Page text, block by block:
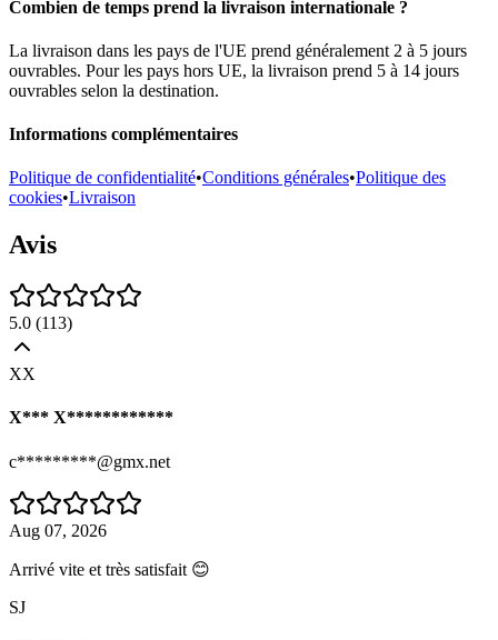
Combien de temps prend la livraison internationale ?
La livraison dans les pays de l'UE prend généralement 2 à 5 jours
ouvrables. Pour les pays hors UE, la livraison prend 5 à 14 jours
ouvrables selon la destination.
Informations complémentaires
Politique de confidentialité•Conditions générales•Politique des
cookies•Livraison
Avis
5.0 (113)
XX
X*** X************
c*********@gmx.net
Aug 07, 2026
Arrivé vite et très satisfait 😊
SJ